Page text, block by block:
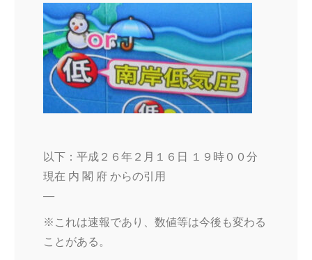
以下：平成２６年２月１６日 １９時００分
現在 内 閣 府 からの引用
—
※これは速報であり、数値等は今後も変わる
ことがある。